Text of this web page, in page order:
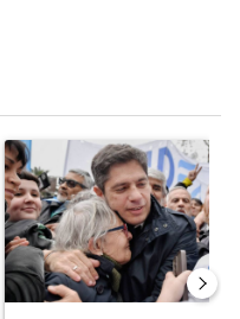
"Milei despidió a Jorge
Un artículo de tendencia con